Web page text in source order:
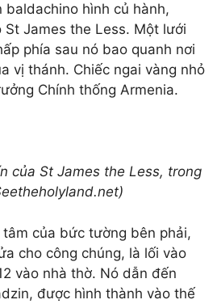
hình củ hành,
James the Less. Một lưới
phía sau nó bao quanh nơi
vị thánh. Chiếc ngai vàng nhỏ
Chính thống Armenia.
của St James the Less, trong
của bức tường bên phải,
cho công chúng, là lối vào
vào nhà thờ. Nó dẫn đến
được hình thành vào thế